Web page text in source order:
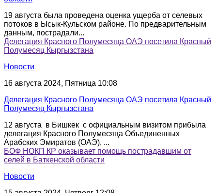
19 августа была проведена оценка ущерба от селевых
потоков в Ысык-Кульском районе. По предварительным
данным, пострадали...
Делегация Красного Полумесяца ОАЭ посетила Красный
Полумесяц Кыргызстана
Новости
16 августа 2024, Пятница 10:08
Делегация Красного Полумесяца ОАЭ посетила Красный
Полумесяц Кыргызстана
12 августа в Бишкек с официальным визитом прибыла
делегация Красного Полумесяца Объединенных
Арабских Эмиратов (ОАЭ), ...
БОФ НОКП КР оказывает помощь пострадавшим от
селей в Баткенской области
Новости